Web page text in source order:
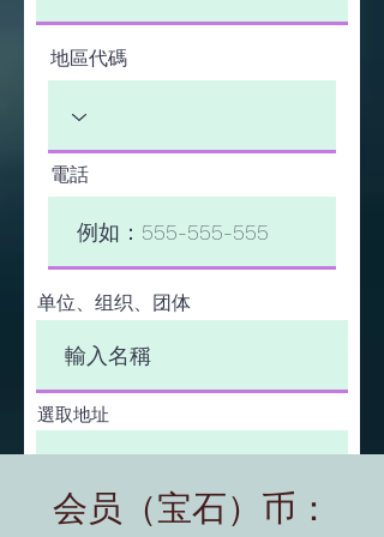
地區代碼
電話
单位、组织、团体
選取地址
提交
会员（宝石）币：